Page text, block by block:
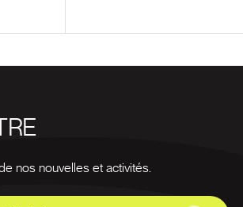
nos nouvelles et activités.